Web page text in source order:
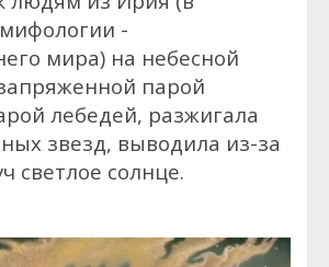
-
мира) на небесной
парой
лебедей, разжигала
звезд, выводила из-за
светлое солнце.